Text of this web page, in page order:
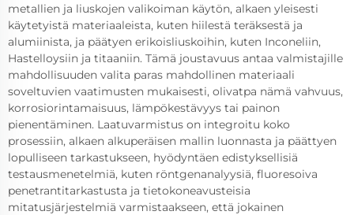
metallien ja liuskojen valikoiman käytön, alkaen yleisesti
käytetyistä materiaaleista, kuten hiilestä teräksestä ja
alumiinista, ja päätyen erikoisliuskoihin, kuten Inconeliin,
Hastelloysiin ja titaaniin. Tämä joustavuus antaa valmistajille
mahdollisuuden valita paras mahdollinen materiaali
soveltuvien vaatimusten mukaisesti, olivatpa nämä vahvuus,
korrosiorintamaisuus, lämpökestävyys tai painon
pienentäminen. Laatuvarmistus on integroitu koko
prosessiin, alkaen alkuperäisen mallin luonnasta ja päättyen
lopulliseen tarkastukseen, hyödyntäen edistyksellisiä
testausmenetelmiä, kuten röntgenanalyysiä, fluoresoiva
penetrantitarkastusta ja tietokoneavusteisia
mitatusjärjestelmiä varmistaakseen, että jokainen